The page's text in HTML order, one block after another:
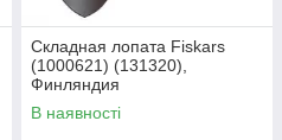
Складная лопата Fiskars
(1000621) (131320),
Финляндия
В наявності